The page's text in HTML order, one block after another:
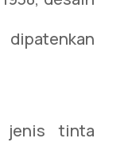
jenis tinta